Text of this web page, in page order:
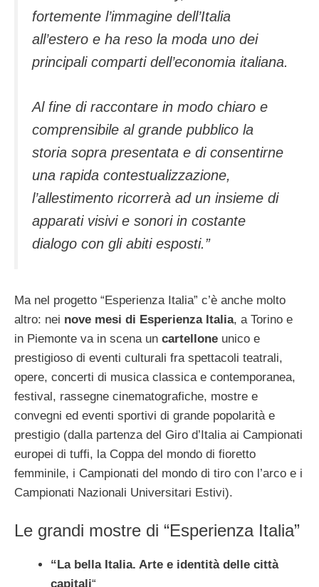
fortemente l’immagine dell’Italia
all’estero e ha reso la moda uno dei
principali comparti dell’economia italiana.
Al fine di raccontare in modo chiaro e
comprensibile al grande pubblico la
storia sopra presentata e di consentirne
una rapida contestualizzazione,
l’allestimento ricorrerà ad un insieme di
apparati visivi e sonori in costante
dialogo con gli abiti esposti.”
Ma nel progetto “Esperienza Italia” c’è anche molto
altro: nei nove mesi di Esperienza Italia, a Torino e
in Piemonte va in scena un cartellone unico e
prestigioso di eventi culturali fra spettacoli teatrali,
opere, concerti di musica classica e contemporanea,
festival, rassegne cinematografiche, mostre e
convegni ed eventi sportivi di grande popolarità e
prestigio (dalla partenza del Giro d’Italia ai Campionati
europei di tuffi, la Coppa del mondo di fioretto
femminile, i Campionati del mondo di tiro con l’arco e i
Campionati Nazionali Universitari Estivi).
Le grandi mostre di “Esperienza Italia”
“La bella Italia. Arte e identità delle città
capitali“